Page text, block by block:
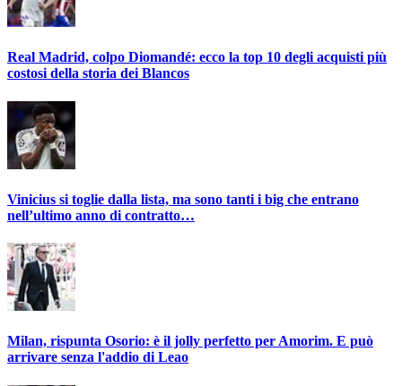
Real Madrid, colpo Diomandé: ecco la top 10 degli acquisti più
costosi della storia dei Blancos
Vinicius si toglie dalla lista, ma sono tanti i big che entrano
nell’ultimo anno di contratto…
Milan, rispunta Osorio: è il jolly perfetto per Amorim. E può
arrivare senza l'addio di Leao